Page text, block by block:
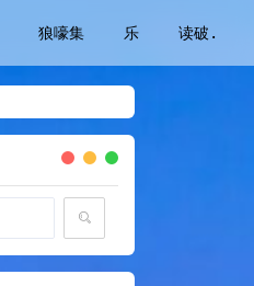
狼嚎集 乐 读破.